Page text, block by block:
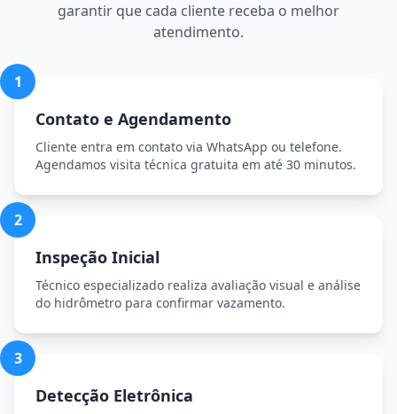
garantir que cada cliente receba o melhor
atendimento.
1
Contato e Agendamento
Cliente entra em contato via WhatsApp ou telefone.
Agendamos visita técnica gratuita em até 30 minutos.
2
Inspeção Inicial
Técnico especializado realiza avaliação visual e análise
do hidrômetro para confirmar vazamento.
3
Detecção Eletrônica